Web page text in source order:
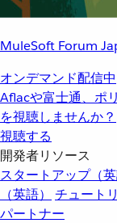
MuleSoft Forum
オンデマンド配信中
Aflacや富士通、ポ
を視聴しませんか？
視聴する
開発者リソース
スタートアップ（英
（英語）
チュート
パートナー